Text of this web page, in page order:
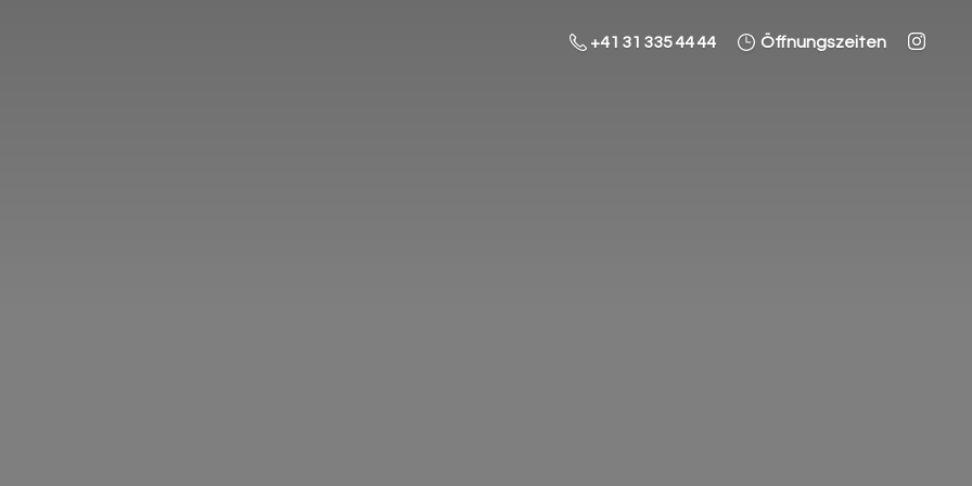
+41 31 335 44 44 Öffnungszeiten